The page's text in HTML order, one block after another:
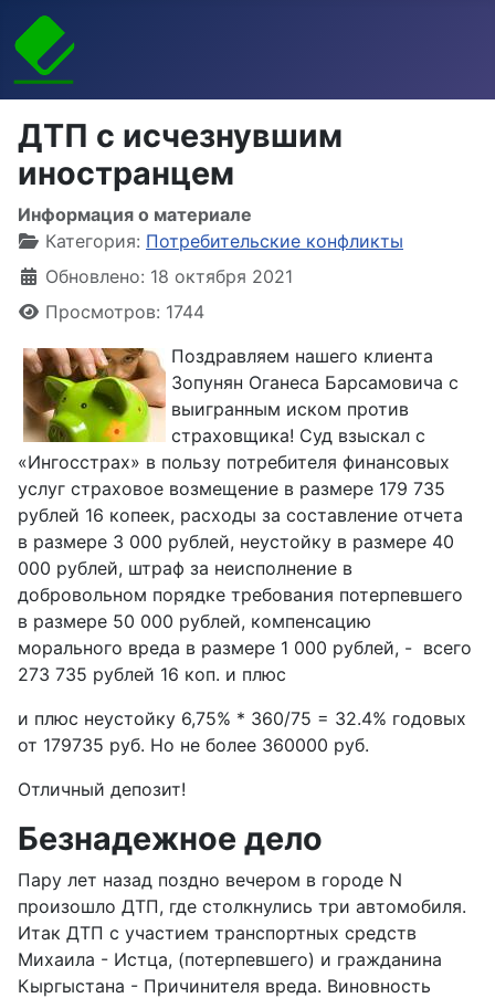
ДТП с исчезнувшим
иностранцем
Информация о материале
Категория: Потребительские конфликты
Обновлено: 18 октября 2021
Просмотров: 1744
Поздравляем нашего клиента
Зопунян Оганеса Барсамовича с
выигранным иском против
страховщика! Суд взыскал с
«Ингосстрах» в пользу потребителя финансовых
услуг страховое возмещение в размере 179 735
рублей 16 копеек, расходы за составление отчета
в размере 3 000 рублей, неустойку в размере 40
000 рублей, штраф за неисполнение в
добровольном порядке требования потерпевшего
в размере 50 000 рублей, компенсацию
морального вреда в размере 1 000 рублей, - всего
273 735 рублей 16 коп. и плюс
и плюс неустойку 6,75% * 360/75 = 32.4% годовых
от 179735 руб. Но не более 360000 руб.
Отличный депозит!
Безнадежное дело
Пару лет назад поздно вечером в городе N
произошло ДТП, где столкнулись три автомобиля.
Итак ДТП с участием транспортных средств
Михаила - Истца, (потерпевшего) и гражданина
Кыргыстана - Причинителя вреда. Виновность